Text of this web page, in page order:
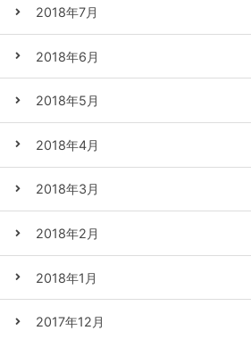
2018年7月
2018年6月
2018年5月
2018年4月
2018年3月
2018年2月
2018年1月
2017年12月